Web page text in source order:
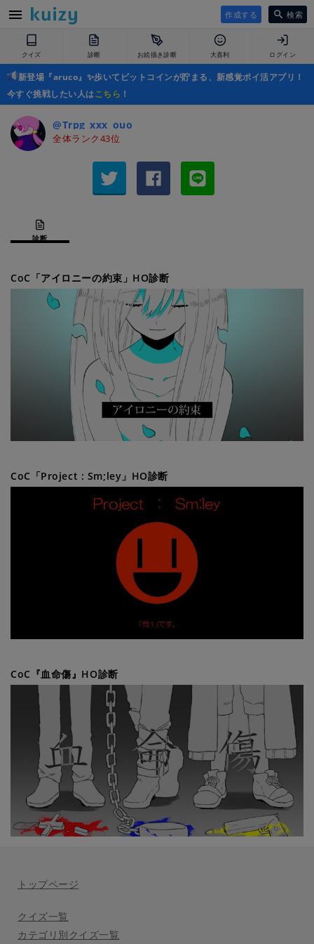
作成する 検索
クイズ 診断 お絵描き診断 大喜利 ログイン
新登場『aruco』✨歩いてビットコインが貯まる、新感覚ポイ活アプリ！
今すぐ挑戦したい人はこちら ！
@Trpg_xxx_ouo
全体ランク43位
診断
CoC「アイロニーの約束」HO診断
CoC「Project : Sm;ley」HO診断
CoC『血命傷』HO診断
トップページ
クイズ一覧
カテゴリ別クイズ一覧